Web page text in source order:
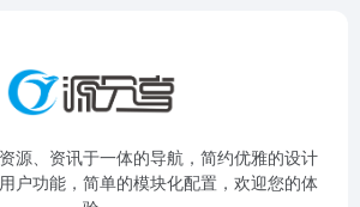
源、资讯于一体的导航，简约优雅的设计
户功能，简单的模块化配置，欢迎您的体